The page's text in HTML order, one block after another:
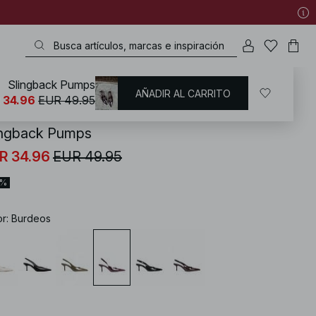
/ Zapatos / Heels / Zapatos de tacón alto
Pumps
34.96 EUR 49.95
: Burdeos
Slingback Pumps
34.96 EUR 49.95 AÑADIR AL CARRITO